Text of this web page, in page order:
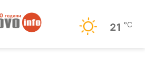
21 ℃